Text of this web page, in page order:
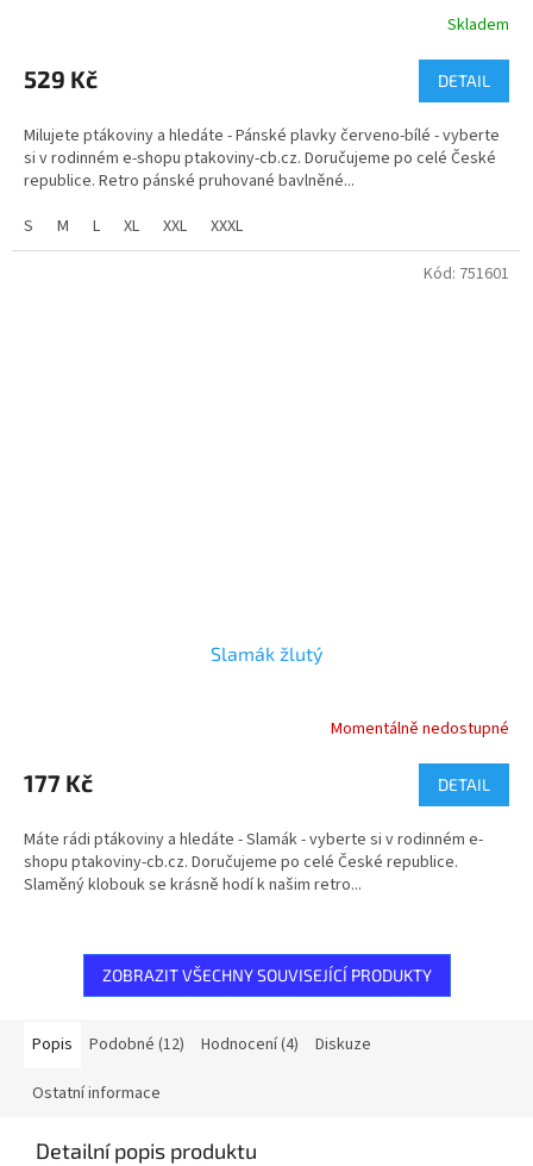
produktu
je
z
5
hvězdiček.
Skladem
529 Kč DETAIL
Milujete ptákoviny a hledáte - Pánské plavky červeno-bílé - vyberte
si v rodinném e-shopu ptakoviny-cb.cz. Doručujeme po celé České
republice. Retro pánské pruhované bavlněné...
S
M L XL XXL XXXL
Slamák žlutý
Momentálně nedostupné
177 Kč DETAIL
Máte rádi ptákoviny a hledáte - Slamák - vyberte si v rodinném e-
shopu ptakoviny-cb.cz. Doručujeme po celé České republice.
Slaměný klobouk se krásně hodí k našim retro...
Kód: 751601
ZOBRAZIT VŠECHNY SOUVISEJÍCÍ PRODUKTY
Popis Podobné (12) Hodnocení (4) Diskuze
Ostatní informace
Detailní popis produktu